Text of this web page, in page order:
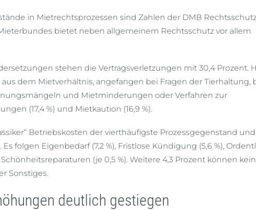
in Mietrechtsprozessen sind Zahlen der DMB
bietet neben allgemeinem Rechtsschutz vor allem
stehen die Vertragsverletzungen mit 30,4 Prozent.
dem Mietverhältnis, angefangen bei Fragen der Tierhaltung,
und Mietminderungen oder Verfahren zur
(17,4 %) und Mietkaution (16,9 %).
Betriebskosten der vierthäufigste Prozessgegenstand
folgen Eigenbedarf (7,2 %), Fristlose Kündigung (5,6 %),
(je 0,5 %). Weitere 4,3 Prozent können
Sonstiges.
deutlich gestiegen